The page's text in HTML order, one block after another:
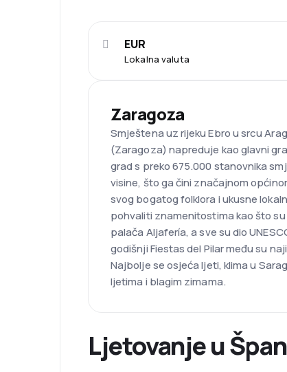
Lokalna valuta
EUR
Zaragoza
Smještena uz rijeku Ebro u srcu
(Zaragoza) napreduje kao glavni
grad s preko 675.000 stanovnika
visine, što ga čini značajnom
svog bogatog folklora i ukusne
pohvaliti znamenitostima kao što su
palača Aljafería, a sve su dio
godišnji Fiestas del Pilar među su
Najbolje se osjeća ljeti, klima u
ljetima i blagim zimama.
Ljetovanje u